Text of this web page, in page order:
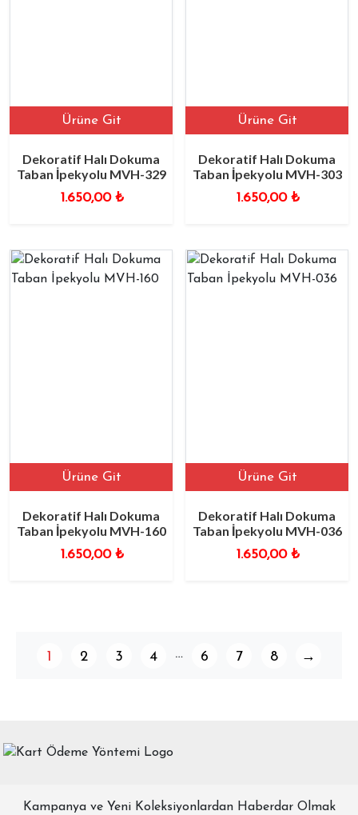
Ürüne Git
Dekoratif Halı Dokuma
Taban İpekyolu MVH-329
1.650,00 ₺
Ürüne Git
Dekoratif Halı Dokuma
Taban İpekyolu MVH-303
1.650,00 ₺
Ürüne Git
Dekoratif Halı Dokuma
Taban İpekyolu MVH-160
1.650,00 ₺
Ürüne Git
Dekoratif Halı Dokuma
Taban İpekyolu MVH-036
1.650,00 ₺
1 2 3 4 … 6 7 8 →
Kampanya ve Yeni Koleksiyonlardan Haberdar Olmak